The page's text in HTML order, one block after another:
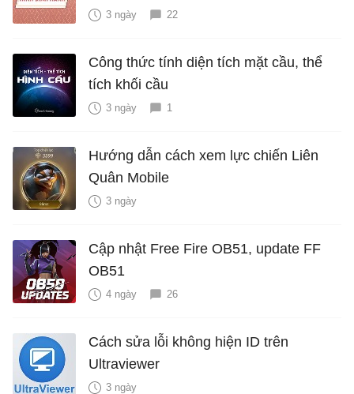
3 ngày 22
Công thức tính diện tích mặt cầu, thể
tích khối cầu
3 ngày 1
Hướng dẫn cách xem lực chiến Liên
Quân Mobile
3 ngày
Cập nhật Free Fire OB51, update FF
OB51
4 ngày 26
Cách sửa lỗi không hiện ID trên
Ultraviewer
3 ngày